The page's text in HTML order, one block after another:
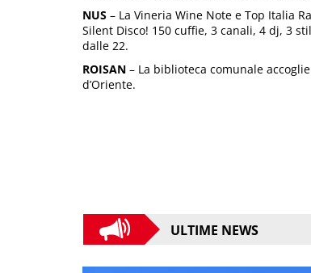
NUS – La Vineria Wine Note e Top Italia
Silent Disco! 150 cuffie, 3 canali, 4 dj, 3
dalle 22.
ROISAN – La biblioteca comunale
d’Oriente.
ULTIME NEWS